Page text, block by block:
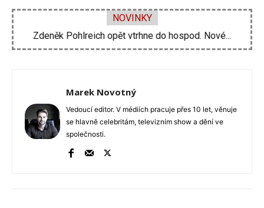
NOVINKY
Zdeněk Pohlreich opět vtrhne do hospod. Nové...
Marek Novotný
Vedoucí editor. V médiích pracuje přes 10 let, věnuje
se hlavně celebritám, televizním show a dění ve
společnosti.